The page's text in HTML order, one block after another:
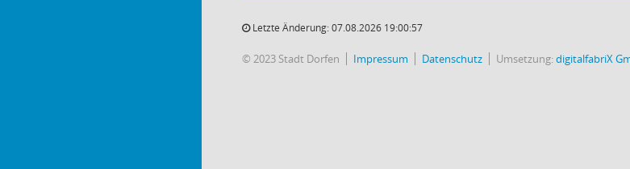
Letzte Änderung: 07.08.2026 19:00:57
© 2023 Stadt Dorfen Impressum Datenschutz Umsetzung:digitalfabriX